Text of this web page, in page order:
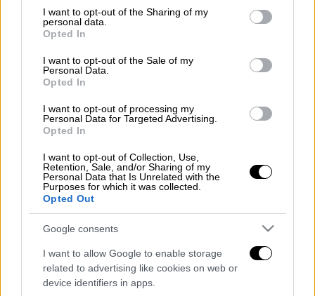
not limited to your visit or usage behaviour. You may click to
grant or deny consent to Google and its third-party tags to
use your data for below specified purposes in below Google
consent section.
I want to opt-out of the Sharing of my
personal data.
Opted In
I want to opt-out of the Sale of my
Personal Data.
Opted In
I want to opt-out of processing my
Personal Data for Targeted Advertising.
Opted In
I want to opt-out of Collection, Use,
Retention, Sale, and/or Sharing of my
Personal Data that Is Unrelated with the
Purposes for which it was collected.
Opted Out
Google consents
I want to allow Google to enable storage
related to advertising like cookies on web or
device identifiers in apps.
Την επιστροφή του Μίλος Τεόντοσιτς στην
ΤΣΣΚΑ Μόσχας προαναγγέλλει δημοσίευμα
της ισπανικής ιστοσελίδας «encestando.es».
Σύμφωνα με τους Ισπανούς, η ρωσική ομάδα
έχει έρθει σε συμφωνία με τον Σέρβο γκαρντ
προκειμένου να βρει παρτενέρ για τον Σέρχι
Βέβαια, για να συμβεί αυτό θα πρέπει να
αλλάξει η αρχική απόφαση του Τεόντοσιτς,
να μην αγωνιστεί την φετινή σεζόν μετά την
αποχώρησή του από τους Λος Άντζελες
Κλίπερς. Πλέον, στην ομάδα του Δημήτρη
Ιτούδη επόμενος στόχος είναι η μεταγραφή
σέντερ, για ενίσχυση κάτω από τα καλάθια.